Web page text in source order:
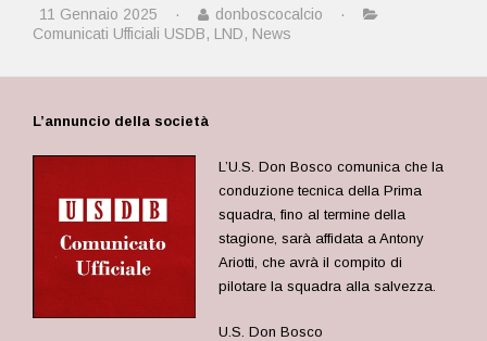
11 Gennaio 2025 · donboscocalcio
·
Comunicati Ufficiali USDB, LND, News
L’annuncio della società
L’U.S. Don Bosco comunica che la
conduzione tecnica della Prima
squadra, fino al termine della
stagione, sarà affidata a Antony
Ariotti, che avrà il compito di
pilotare la squadra alla salvezza.
U.S. Don Bosco